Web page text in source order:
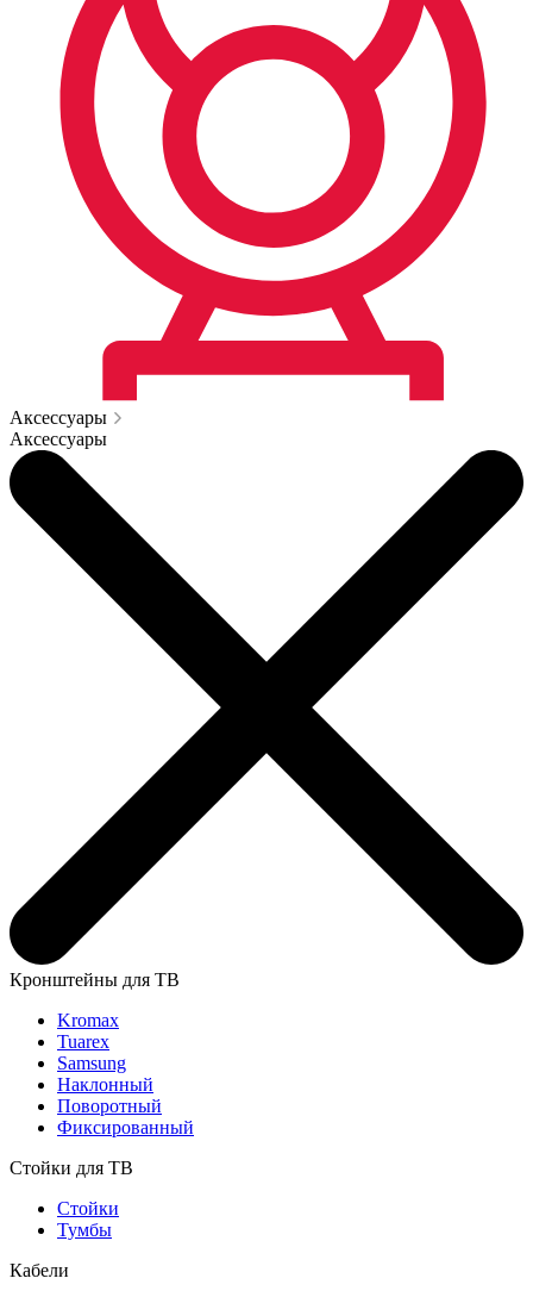
Аксессуары
Аксессуары
Кронштейны для ТВ
Kromax
Tuarex
Samsung
Наклонный
Поворотный
Фиксированный
Стойки для ТВ
Стойки
Тумбы
Кабели